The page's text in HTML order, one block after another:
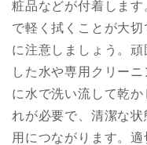
粧品などが付着しま
で軽く拭くことが大
に注意しましょう。
した水や専用クリー
に水で洗い流して乾
れが必要で、清潔な
用につながります。